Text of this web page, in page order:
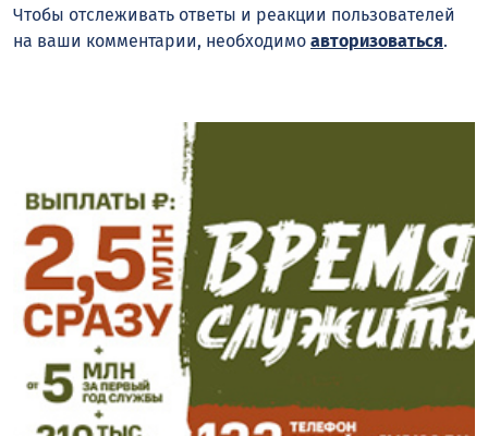
Чтобы отслеживать ответы и реакции пользователей
на ваши комментарии, необходимо авторизоваться.